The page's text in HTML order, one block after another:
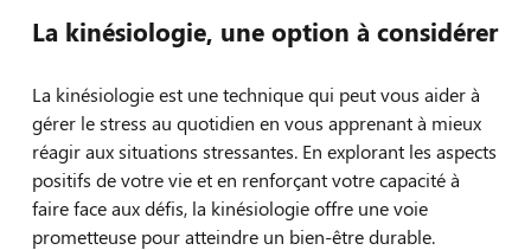
La kinésiologie, une option à considérer
La kinésiologie est une technique qui peut vous aider à
gérer le stress au quotidien en vous apprenant à mieux
réagir aux situations stressantes. En explorant les aspects
positifs de votre vie et en renforçant votre capacité à
faire face aux défis, la kinésiologie offre une voie
prometteuse pour atteindre un bien-être durable.